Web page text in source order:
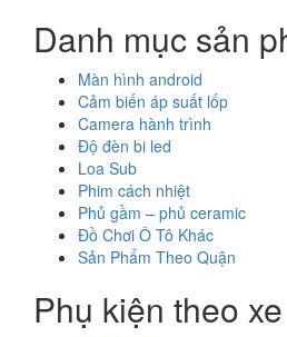
Danh mục sản
Màn hình android
Cảm biến áp suất lốp
Camera hành trình
Độ đèn bi led
Loa Sub
Phim cách nhiệt
Phủ gầm – phủ ceramic
Đồ Chơi Ô Tô Khác
Sản Phẩm Theo Quận
Phụ kiện theo xe